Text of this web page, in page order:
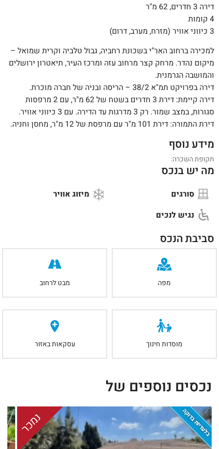
דירה 3 חדרים, 62 מ"ר
4 קומות
3 כיווני אוויר (מזרח, מערב, דרום)
למכירה ברחוב האר"י בשכונת רחביה, גבול טלביה וקרית שמואל –
מיקום נהדר. מרחק קצר מרחוב עזה ומרכז העיר, תיאטרון ירושלים
והמושבה הגרמנית.
דירה בפרויקט תמ"א 38/2 – הריסה ובניה של חברה מוכרת.
דירה קיימת: דירת 3 חדרים בשטח של 62 מ"ר, עם 2 מרפסות
סגורות, במצב שמור. רק 3 מדרגות עד הדירה. עם 3 כיווני אוויר.
דירת התמורה: דירת 101 מ"ר עם מרפסת של 12 מ"ר, מחסן וחניה.
מידע נוסף
תקופת השכרה:
מה יש בנכס
סורגים
מיזוג אוויר
נגיש לנכים
סביבת הנכס
מפה מבט לרחוב
מוסדות חינוך עסקאות באזור
נכסים נוספים של
בלעדיות בדוקה נמכר